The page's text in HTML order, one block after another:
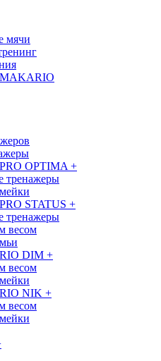
мячи
OPTIMA +
тренажеры
STATUS +
тренажеры
весом
DIM +
весом
NIK +
весом